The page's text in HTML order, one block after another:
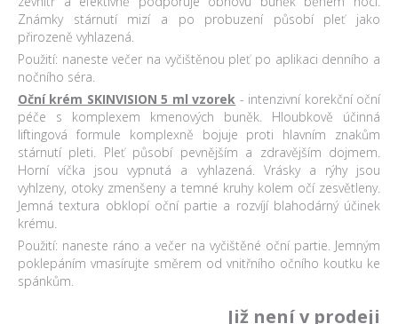
Známky stárnutí mizí a po probuzení působí pleť jako
přirozeně vyhlazená.
Použití: naneste večer na vyčištěnou pleť po aplikaci denního a
nočního séra.
Oční krém SKINVISION 5 ml vzorek - intenzivní korekční oční
péče s komplexem kmenových buněk. Hloubkově účinná
liftingová formule komplexně bojuje proti hlavním znakům
stárnutí pleti. Pleť působí pevnějším a zdravějším dojmem.
Horní víčka jsou vypnutá a vyhlazená. Vrásky a rýhy jsou
vyhlzeny, otoky zmenšeny a temné kruhy kolem očí zesvětleny.
Jemná textura obklopí oční partie a rozvíjí blahodárný účinek
krému.
Použití: naneste ráno a večer na vyčištěné oční partie. Jemným
poklepáním vmasírujte směrem od vnitřního očního koutku ke
spánkům.
Již není v prodeji